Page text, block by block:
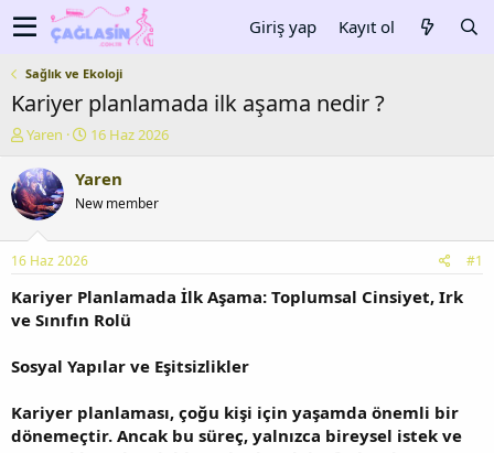
Giriş yap Kayıt ol
Sağlık ve Ekoloji
Kariyer planlamada ilk aşama nedir ?
K
n
u
y
b
a
ş
a
a
Yaren
B
ş
a
ç
a
i
i
16 Haz 2026
Yaren
New member
16 Haz 2026 #1
Kariyer Planlamada İlk Aşama: Toplumsal Cinsiyet, Irk
ve Sınıfın Rolü
Sosyal Yapılar ve Eşitsizlikler
Kariyer planlaması, çoğu kişi için yaşamda önemli bir
dönemeçtir. Ancak bu süreç, yalnızca bireysel istek ve